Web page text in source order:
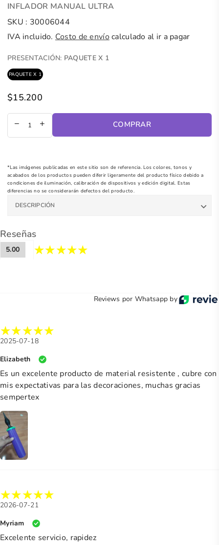
INFLADOR MANUAL ULTRA
SKU : 30006044
IVA incluido. Costo de envíocalculado al ir a pagar
PRESENTACIÓN: PAQUETE X 1
PAQUETE X 1
Precio
regular
$15.200
COMPRAR
*Las imágenes publicadas en este sitio son de referencia. Los colores, tonos y
acabados de los productos pueden diferir ligeramente del producto físico debido a
condiciones de iluminación, calibración de dispositivos y edición digital. Estas
diferencias no se considerarán defectos del producto.
DESCRIPCIÓN
Reseñas
5.00
Reviews por Whatsapp by
2025-07-18
Elizabeth
Es un excelente producto de material resistente , cubre con
mis expectativas para las decoraciones, muchas gracias
sempertex
2026-07-21
Myriam
Excelente servicio, rapidez